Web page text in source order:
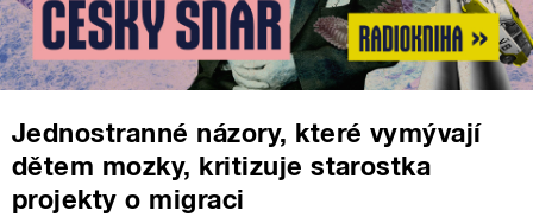
Jednostranné názory, které vymývají
dětem mozky, kritizuje starostka
projekty o migraci